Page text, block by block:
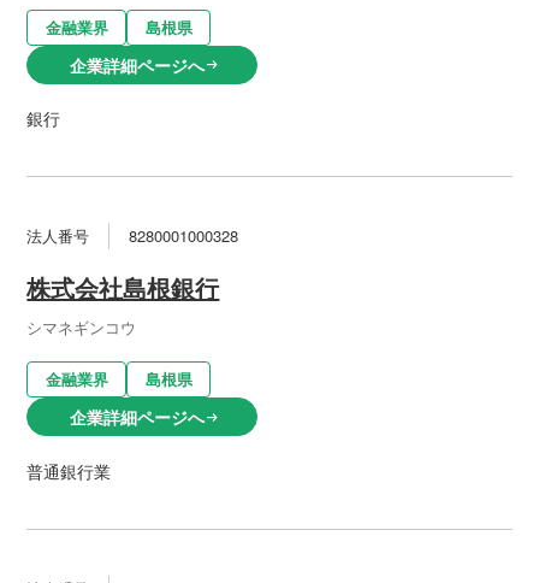
金融業界 島根県
企業詳細ページへarrow_right_alt
銀行
法人番号 8280001000328
株式会社島根銀行
シマネギンコウ
金融業界 島根県
企業詳細ページへarrow_right_alt
普通銀行業